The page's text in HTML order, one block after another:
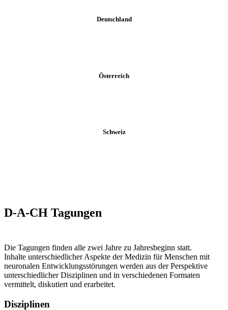
Deutschland
Österreich
Schweiz
D-A-CH Tagungen
Die Tagungen finden alle zwei Jahre zu Jahresbeginn statt.
Inhalte unterschiedlicher Aspekte der Medizin für Menschen mit
neuronalen Entwicklungsstörungen werden aus der Perspektive
unterschiedlicher Disziplinen und in verschiedenen Formaten
vermittelt, diskutiert und erarbeitet.
Disziplinen